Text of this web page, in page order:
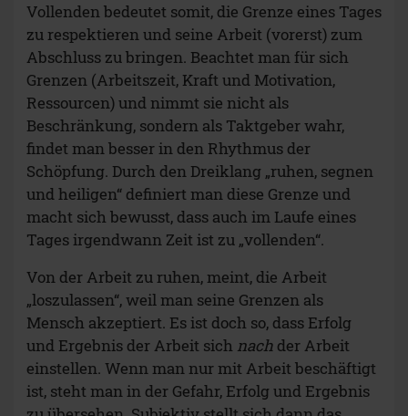
Vollenden bedeutet somit, die Grenze eines Tages
zu respektieren und seine Arbeit (vorerst) zum
Abschluss zu bringen. Beachtet man für sich
Grenzen (Arbeitszeit, Kraft und Motivation,
Ressourcen) und nimmt sie nicht als
Beschränkung, sondern als Taktgeber wahr,
findet man besser in den Rhythmus der
Schöpfung. Durch den Dreiklang „ruhen, segnen
und heiligen“ definiert man diese Grenze und
macht sich bewusst, dass auch im Laufe eines
Tages irgendwann Zeit ist zu „vollenden“.
Von der Arbeit zu ruhen, meint, die Arbeit
„loszulassen“, weil man seine Grenzen als
Mensch akzeptiert. Es ist doch so, dass Erfolg
und Ergebnis der Arbeit sich nach der Arbeit
einstellen. Wenn man nur mit Arbeit beschäftigt
ist, steht man in der Gefahr, Erfolg und Ergebnis